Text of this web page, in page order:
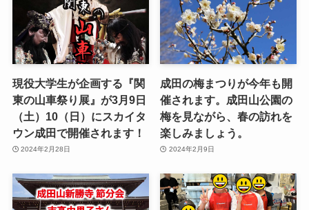
現役大学生が企画する『関
東の山車祭り展』が3月9日
（土）10（日）にスカイタ
ウン成田で開催されます！
2024年2月28日
成田の梅まつりが今年も開
催されます。成田山公園の
梅を見ながら、春の訪れを
楽しみましょう。
2024年2月9日